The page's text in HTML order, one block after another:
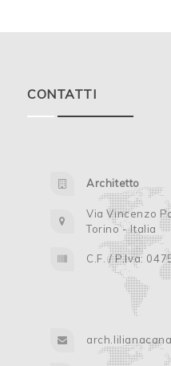
CONTATTI
Architetto
Via Vincenzo
Torino - Italia
C.F. / P.Iva: